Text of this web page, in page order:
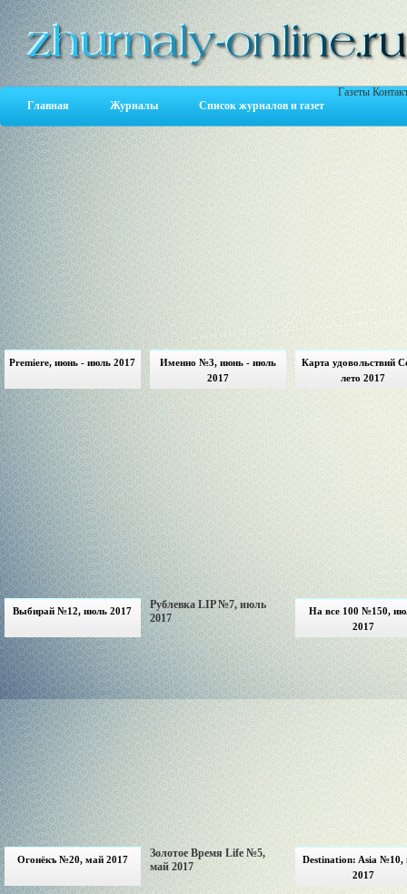
Главная Журналы
Газеты
Список журналов и газет
Premiere, июнь - июль 2017
Именно №3, июнь - июль
2017
Карта удовольствий
лето 2017
Выбирай №12, июль 2017
Рублевка LIP №7, июль
2017
На все 100 №150,
2017
Огонёкъ №20, май 2017
Золотое Время Life №5,
май 2017
Destination: Asia №10,
2017